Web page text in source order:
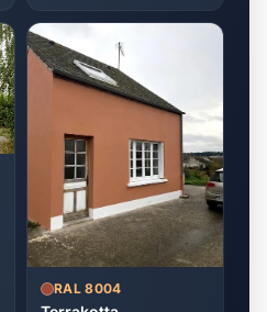
RAL 8004